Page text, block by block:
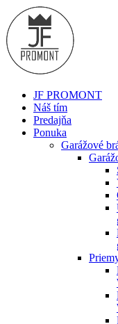
JF PROMONT
Náš tím
Predajňa
Ponuka
Garážové